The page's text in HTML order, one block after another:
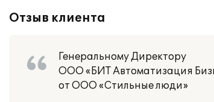
Отзыв клиента
Генеральному Директору
ООО «БИТ Автоматизация
от ООО «Стильные люди»